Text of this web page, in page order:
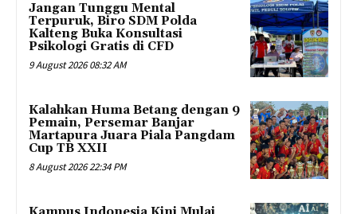
Jangan Tunggu Mental
Terpuruk, Biro SDM Polda
Kalteng Buka Konsultasi
Psikologi Gratis di CFD
9 August 2026 08:32 AM
Kalahkan Huma Betang dengan 9
Pemain, Persemar Banjar
Martapura Juara Piala Pangdam
Cup TB XXII
8 August 2026 22:34 PM